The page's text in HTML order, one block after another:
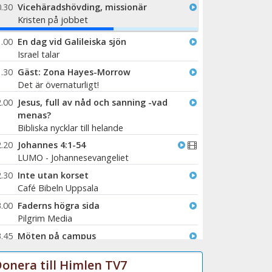
Vicehäradshövding, missionär
Kristen på jobbet
En dag vid Galileiska sjön
Israel talar
Gäst: Zona Hayes-Morrow
Det är övernaturligt!
Jesus, full av nåd och sanning -vad
menas?
Bibliska nycklar till helande
Johannes 4:1-54
LUMO - Johannesevangeliet
Inte utan korset
Café Bibeln Uppsala
Faderns högra sida
Pilgrim Media
Möten på campus
Mer än naturligt
Tro och tvivel
till Himlen TV7